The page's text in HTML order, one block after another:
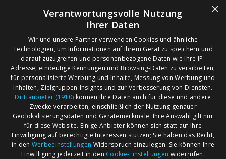
AGB
Impressum
Märkte nach Bundesländern
Märkte nach PLZ
×
Verantwortungsvolle Nutzung
Ihrer Daten
Wir und unsere Partner verwenden Cookies und ähnliche
Technologien, um Informationen auf Ihrem Gerät zu speichern und
darauf zuzugreifen und personenbezogene Daten wie Ihre IP-
Adresse, eindeutige Kennungen und Browsing-Daten zu verarbeiten,
für personalisierte Werbung und Inhalte, Messung von Werbung und
Inhalten, Zielgruppen-Insights und zur Verbesserung von Diensten.
Drittanbieter (1910) können Ihre Daten auch für diese und andere
Zwecke verarbeiten, einschließlich der Nutzung genauer
Geolokalisierungsdaten und Gerätemerkmale. Ihre Auswahl gilt nur
für diese Website. Einige Anbieter können sich statt auf Ihre
Einwilligung auf berechtigte Interessen stützen; Sie haben das Recht,
in den Werbeeinstellungen Widerspruch einzulegen. Sie können Ihre
Einwilligung jederzeit in den Cookie-Einstellungen widerrufen.